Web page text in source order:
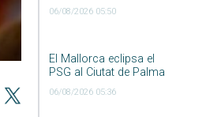
06/08/2026 05:50
El Mallorca eclipsa el
PSG al Ciutat de Palma
06/08/2026 05:36